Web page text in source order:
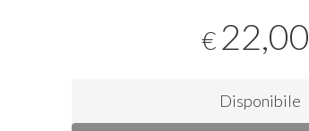
€ 22,00
Disponibile